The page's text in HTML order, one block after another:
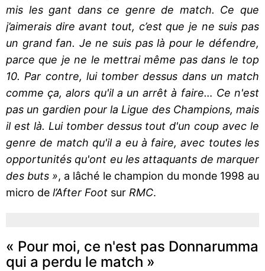
mis les gant dans ce genre de match. Ce que
j’aimerais dire avant tout, c’est que je ne suis pas
un grand fan. Je ne suis pas là pour le défendre,
parce que je ne le mettrai même pas dans le top
10. Par contre, lui tomber dessus dans un match
comme ça, alors qu'il a un arrêt à faire… Ce n'est
pas un gardien pour la Ligue des Champions, mais
il est là. Lui tomber dessus tout d'un coup avec le
genre de match qu'il a eu à faire, avec toutes les
opportunités qu'ont eu les attaquants de marquer
des buts », a lâché le champion du monde 1998 au
micro de l’After Foot sur RMC.
« Pour moi, ce n'est pas Donnarumma
qui a perdu le match »